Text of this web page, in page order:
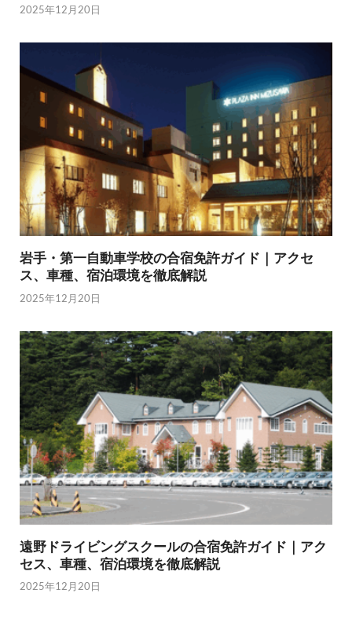
2025年12月20日
岩手・第一自動車学校の合宿免許ガイド｜アクセ
ス、車種、宿泊環境を徹底解説
2025年12月20日
遠野ドライビングスクールの合宿免許ガイド｜アク
セス、車種、宿泊環境を徹底解説
2025年12月20日